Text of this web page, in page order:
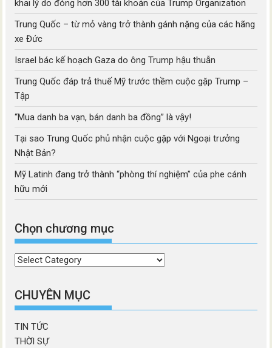
khai lý do đóng hơn 300 tài khoản của Trump Organization
Trung Quốc – từ mỏ vàng trở thành gánh nặng của các hãng
xe Đức
Israel bác kế hoạch Gaza do ông Trump hậu thuẫn
Trung Quốc đáp trả thuế Mỹ trước thềm cuộc gặp Trump –
Tập
“Mua danh ba vạn, bán danh ba đồng” là vậy!
Tại sao Trung Quốc phủ nhận cuộc gặp với Ngoại trưởng
Nhật Bản?
Mỹ Latinh đang trở thành “phòng thí nghiệm” của phe cánh
hữu mới
Chọn chương mục
Chọn
mục
CHUYÊN MỤC
TIN TỨC
THỜI SỰ